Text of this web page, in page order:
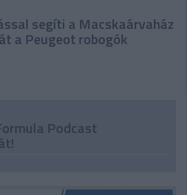
segíti a Macskaárvaház
a Peugeot robogók
Podcast